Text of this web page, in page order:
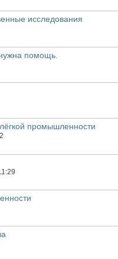
исследования
помощь.
промышленности